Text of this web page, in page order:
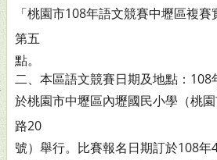
「桃園市108年語文競賽中壢區複賽
第五
點。
二、本區語文競賽日期及地點：108
於桃園市中壢區內壢國民小學（桃
路20
號）舉行。比賽報名日期訂於108年